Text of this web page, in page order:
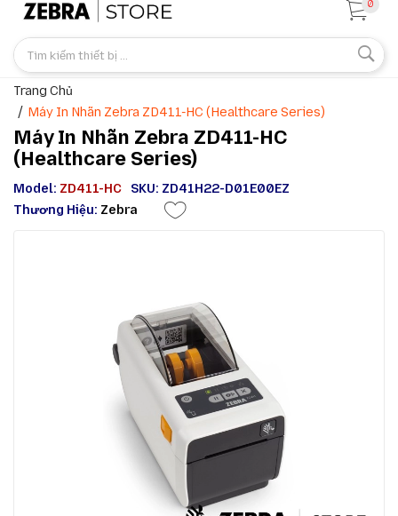
0
Trang Chủ
Máy In Nhãn Zebra ZD411-HC (Healthcare Series)
Máy In Nhãn Zebra ZD411-HC
(Healthcare Series)
Model: ZD411-HC
SKU: ZD41H22-D01E00EZ
Thương Hiệu: Zebra